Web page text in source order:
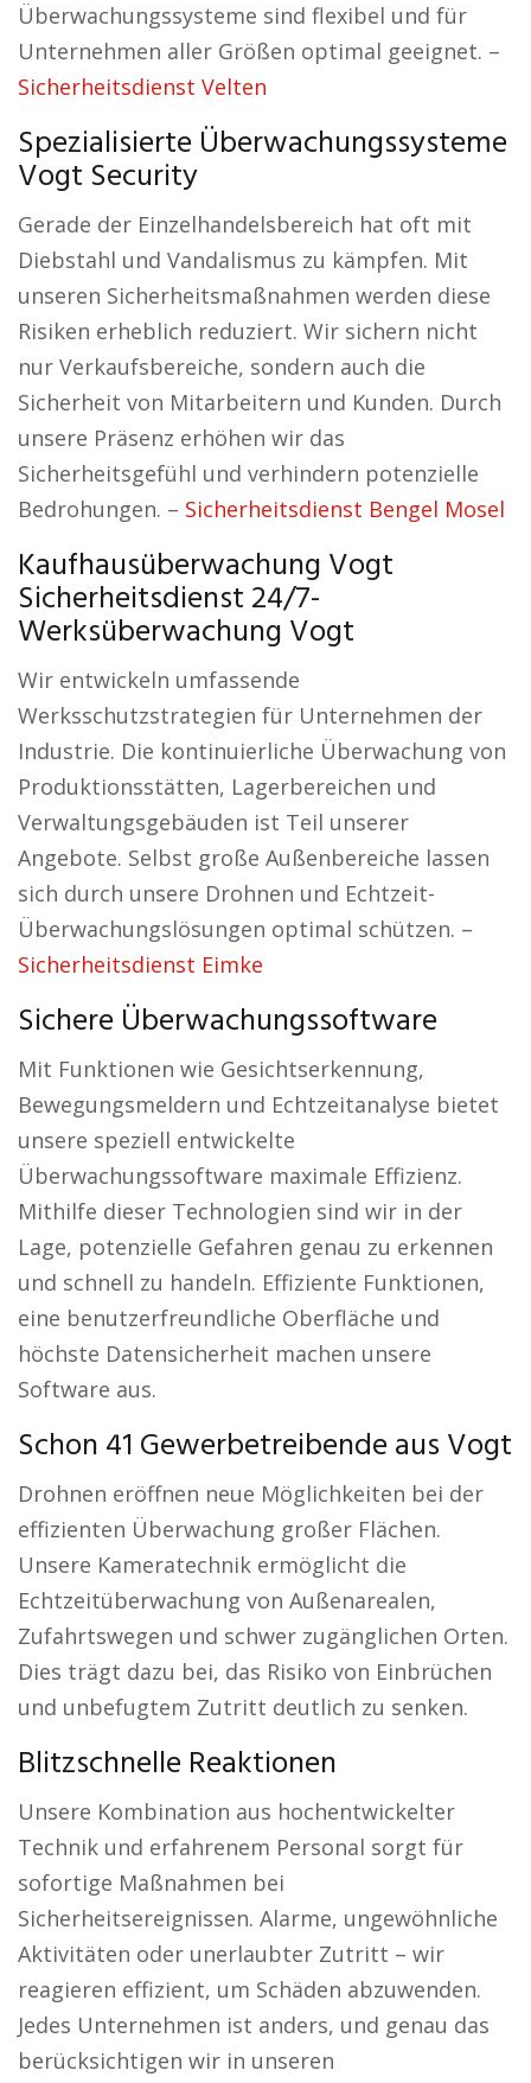
Überwachungssysteme sind flexibel und für
Unternehmen aller Größen optimal geeignet. –
Sicherheitsdienst Velten
Spezialisierte Überwachungssysteme
Vogt Security
Gerade der Einzelhandelsbereich hat oft mit
Diebstahl und Vandalismus zu kämpfen. Mit
unseren Sicherheitsmaßnahmen werden diese
Risiken erheblich reduziert. Wir sichern nicht
nur Verkaufsbereiche, sondern auch die
Sicherheit von Mitarbeitern und Kunden. Durch
unsere Präsenz erhöhen wir das
Sicherheitsgefühl und verhindern potenzielle
Bedrohungen. – Sicherheitsdienst Bengel Mosel
Kaufhausüberwachung Vogt
Sicherheitsdienst 24/7-
Werksüberwachung Vogt
Wir entwickeln umfassende
Werksschutzstrategien für Unternehmen der
Industrie. Die kontinuierliche Überwachung von
Produktionsstätten, Lagerbereichen und
Verwaltungsgebäuden ist Teil unserer
Angebote. Selbst große Außenbereiche lassen
sich durch unsere Drohnen und Echtzeit-
Überwachungslösungen optimal schützen. –
Sicherheitsdienst Eimke
Sichere Überwachungssoftware
Mit Funktionen wie Gesichtserkennung,
Bewegungsmeldern und Echtzeitanalyse bietet
unsere speziell entwickelte
Überwachungssoftware maximale Effizienz.
Mithilfe dieser Technologien sind wir in der
Lage, potenzielle Gefahren genau zu erkennen
und schnell zu handeln. Effiziente Funktionen,
eine benutzerfreundliche Oberfläche und
höchste Datensicherheit machen unsere
Software aus.
Schon 41 Gewerbetreibende aus Vogt
Drohnen eröffnen neue Möglichkeiten bei der
effizienten Überwachung großer Flächen.
Unsere Kameratechnik ermöglicht die
Echtzeitüberwachung von Außenarealen,
Zufahrtswegen und schwer zugänglichen Orten.
Dies trägt dazu bei, das Risiko von Einbrüchen
und unbefugtem Zutritt deutlich zu senken.
Blitzschnelle Reaktionen
Unsere Kombination aus hochentwickelter
Technik und erfahrenem Personal sorgt für
sofortige Maßnahmen bei
Sicherheitsereignissen. Alarme, ungewöhnliche
Aktivitäten oder unerlaubter Zutritt – wir
reagieren effizient, um Schäden abzuwenden.
Jedes Unternehmen ist anders, und genau das
berücksichtigen wir in unseren